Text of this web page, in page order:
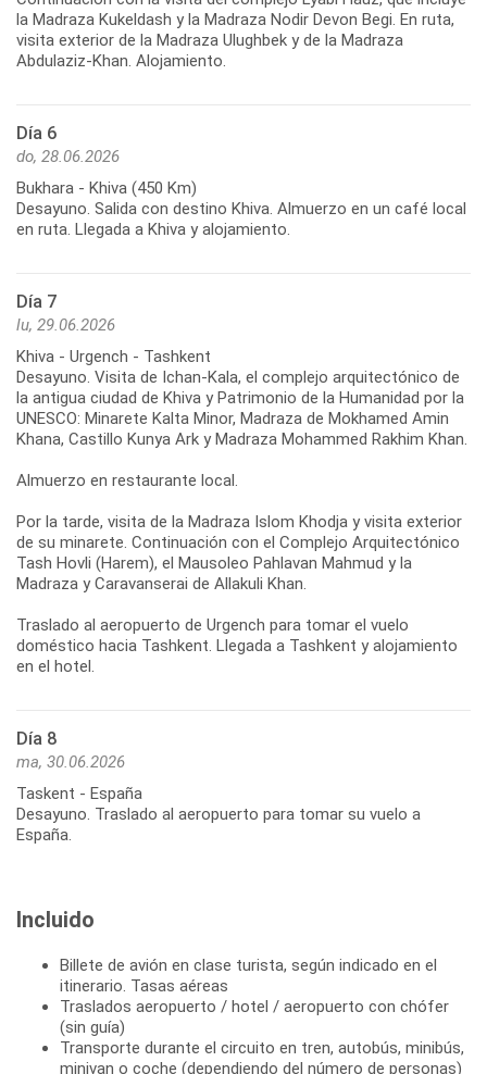
la Madraza Kukeldash y la Madraza Nodir Devon Begi. En ruta,
visita exterior de la Madraza Ulughbek y de la Madraza
Día 6
do, 28.06.2026
Bukhara - Khiva (450 Km)
Desayuno. Salida con destino Khiva. Almuerzo en un café local
en ruta. Llegada a Khiva y alojamiento.
Día 7
lu, 29.06.2026
Khiva - Urgench - Tashkent
Desayuno. Visita de Ichan-Kala, el complejo arquitectónico de
la antigua ciudad de Khiva y Patrimonio de la Humanidad por la
UNESCO: Minarete Kalta Minor, Madraza de Mokhamed Amin
Khana, Castillo Kunya Ark y Madraza Mohammed Rakhim Khan.
Almuerzo en restaurante local.
Por la tarde, visita de la Madraza Islom Khodja y visita exterior
de su minarete. Continuación con el Complejo Arquitectónico
Tash Hovli (Harem), el Mausoleo Pahlavan Mahmud y la
Madraza y Caravanserai de Allakuli Khan.
Traslado al aeropuerto de Urgench para tomar el vuelo
doméstico hacia Tashkent. Llegada a Tashkent y alojamiento
Día 8
ma, 30.06.2026
Taskent - España
Desayuno. Traslado al aeropuerto para tomar su vuelo a
España.
Incluido
Billete de avión en clase turista, según indicado en el
itinerario. Tasas aéreas
Traslados aeropuerto / hotel / aeropuerto con chófer
(sin guía)
Transporte durante el circuito en tren, autobús, minibús,
minivan o coche (dependiendo del número de personas)